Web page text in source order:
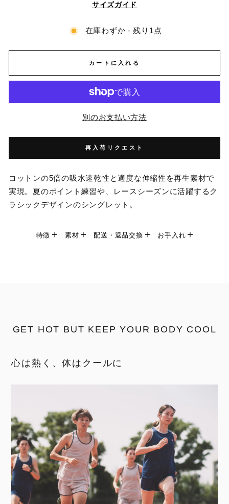
サイズガイド
在庫わずか - 残り1点
カートに入れる
別のお支払い方法
再入荷リクエスト
コットンの5倍の吸水速乾性と適度な伸縮性を再生素材で
実現。夏のポイント練習や、レースシーズンに活躍するク
ラシックデザインのシングレット。
特徴 素材 配送・返品交換 お手入れ
GET HOT BUT KEEP YOUR BODY COOL
心は熱く、体はクールに